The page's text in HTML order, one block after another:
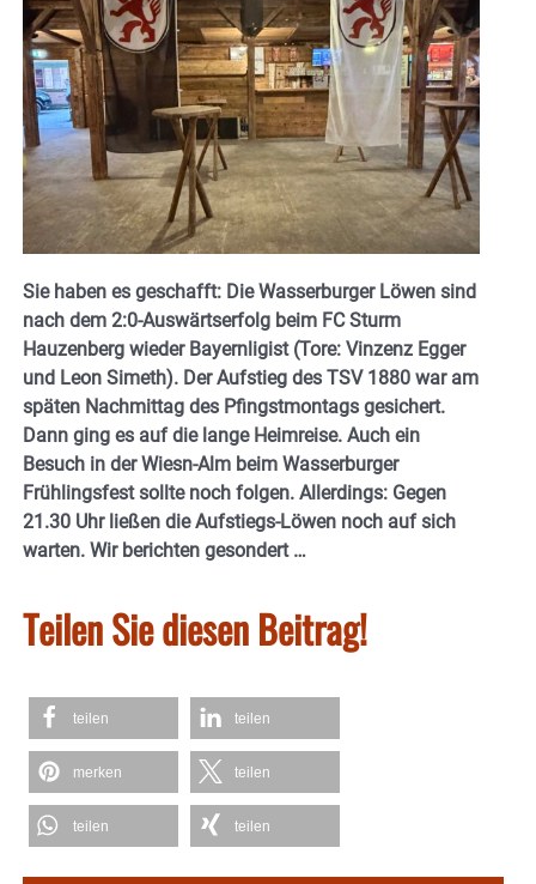
Sie haben es geschafft: Die Wasserburger Löwen sind
nach dem 2:0-Auswärtserfolg beim FC Sturm
Hauzenberg wieder Bayernligist (Tore: Vinzenz Egger
und Leon Simeth). Der Aufstieg des TSV 1880 war am
späten Nachmittag des Pfingstmontags gesichert.
Dann ging es auf die lange Heimreise. Auch ein
Besuch in der Wiesn-Alm beim Wasserburger
Frühlingsfest sollte noch folgen. Allerdings: Gegen
21.30 Uhr ließen die Aufstiegs-Löwen noch auf sich
warten. Wir berichten gesondert …
Teilen Sie diesen Beitrag!
teilen teilen
merken teilen
teilen teilen